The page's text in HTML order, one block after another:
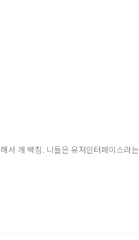
서 개 빡침. 니들은 유저인터페이스라는